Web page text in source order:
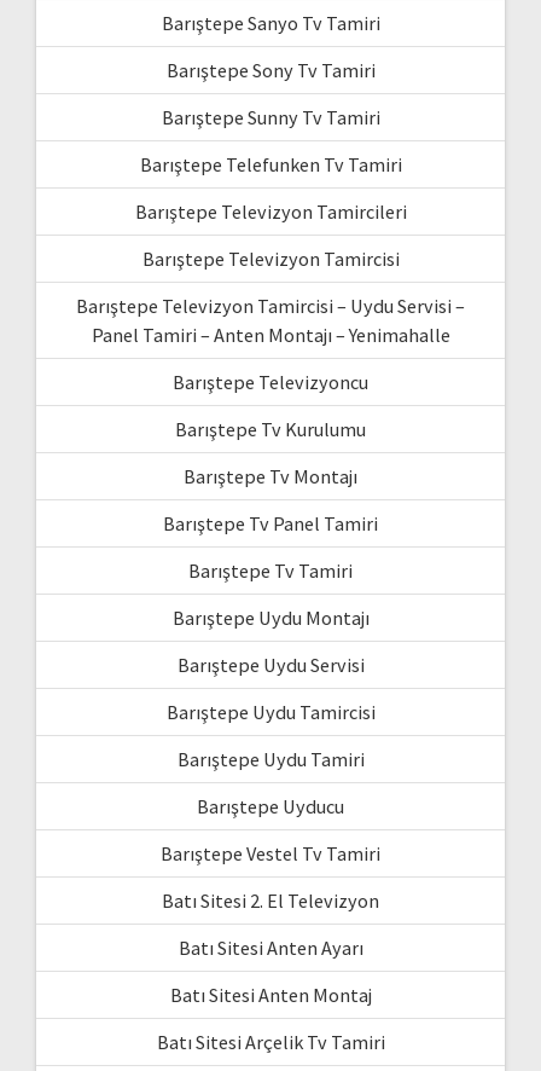
Barıştepe Sanyo Tv Tamiri
Barıştepe Sony Tv Tamiri
Barıştepe Sunny Tv Tamiri
Barıştepe Telefunken Tv Tamiri
Barıştepe Televizyon Tamircileri
Barıştepe Televizyon Tamircisi
Barıştepe Televizyon Tamircisi – Uydu Servisi –
Panel Tamiri – Anten Montajı – Yenimahalle
Barıştepe Televizyoncu
Barıştepe Tv Kurulumu
Barıştepe Tv Montajı
Barıştepe Tv Panel Tamiri
Barıştepe Tv Tamiri
Barıştepe Uydu Montajı
Barıştepe Uydu Servisi
Barıştepe Uydu Tamircisi
Barıştepe Uydu Tamiri
Barıştepe Uyducu
Barıştepe Vestel Tv Tamiri
Batı Sitesi 2. El Televizyon
Batı Sitesi Anten Ayarı
Batı Sitesi Anten Montaj
Batı Sitesi Arçelik Tv Tamiri